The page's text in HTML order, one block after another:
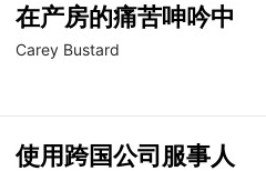
在产房的痛苦呻吟中
Carey Bustard
使用跨国公司服事人